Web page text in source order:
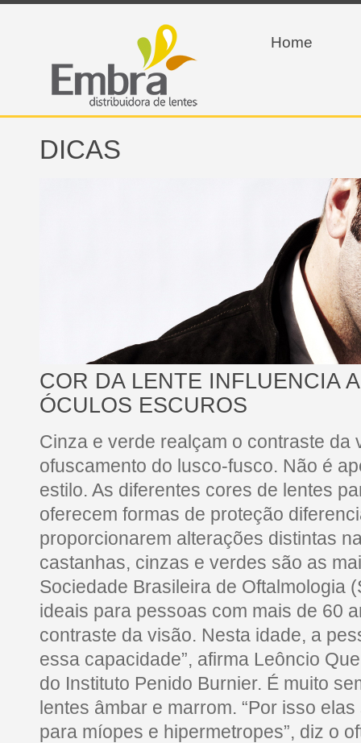
Home
DICAS
COR DA LENTE INFLUENCIA
ÓCULOS ESCUROS
Cinza e verde realçam o contraste da
ofuscamento do lusco-fusco. Não é
estilo. As diferentes cores de lentes
oferecem formas de proteção
proporcionarem alterações distintas
castanhas, cinzas e verdes são as
Sociedade Brasileira de Oftalmologia
ideais para pessoas com mais de 60
contraste da visão. Nesta idade, a
essa capacidade”, afirma Leôncio
do Instituto Penido Burnier. É muito
lentes âmbar e marrom. “Por isso
para míopes e hipermetropes”, diz o